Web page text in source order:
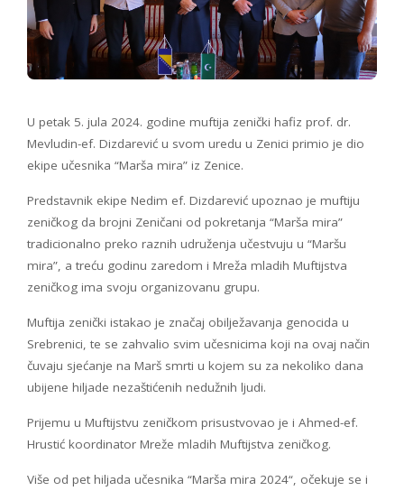
U petak 5. jula 2024. godine muftija zenički hafiz prof. dr.
Mevludin-ef. Dizdarević u svom uredu u Zenici primio je dio
ekipe učesnika “Marša mira” iz Zenice.
Predstavnik ekipe Nedim ef. Dizdarević upoznao je muftiju
zeničkog da brojni Zeničani od pokretanja “Marša mira”
tradicionalno preko raznih udruženja učestvuju u “Maršu
mira”, a treću godinu zaredom i Mreža mladih Muftijstva
zeničkog ima svoju organizovanu grupu.
Muftija zenički istakao je značaj obilježavanja genocida u
Srebrenici, te se zahvalio svim učesnicima koji na ovaj način
čuvaju sjećanje na Marš smrti u kojem su za nekoliko dana
ubijene hiljade nezaštićenih nedužnih ljudi.
Prijemu u Muftijstvu zeničkom prisustvovao je i Ahmed-ef.
Hrustić koordinator Mreže mladih Muftijstva zeničkog.
Više od pet hiljada učesnika “Marša mira 2024“, očekuje se i